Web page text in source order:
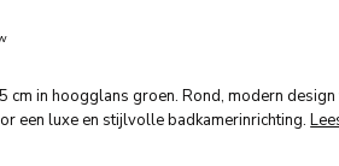
in hoogglans groen. Rond, modern design
een luxe en stijlvolle badkamerinrichting.